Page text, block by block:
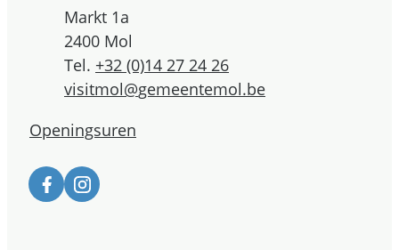
AdresMarkt 1a
,2400 Mol
+32 (0)14 27 24 26
E-mailvisitmol@gemeentemol.be
Openingsuren
FacebookInstagram